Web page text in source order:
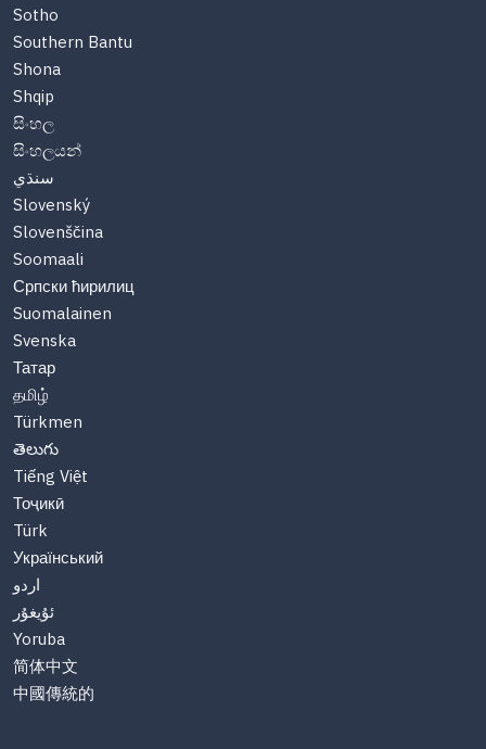
Sotho
Southern Bantu
Shona
Shqip
සිංහල
සිංහලයන්
سنڌي
Slovenský
Slovenščina
Soomaali
Српски ћирилиц
Suomalainen
Svenska
Татар
தமிழ்
Türkmen
తెలుగు
Tiếng Việt
Тоҷикӣ
Türk
Український
اردو
ئۇيغۇر
Yoruba
简体中文
中國傳統的